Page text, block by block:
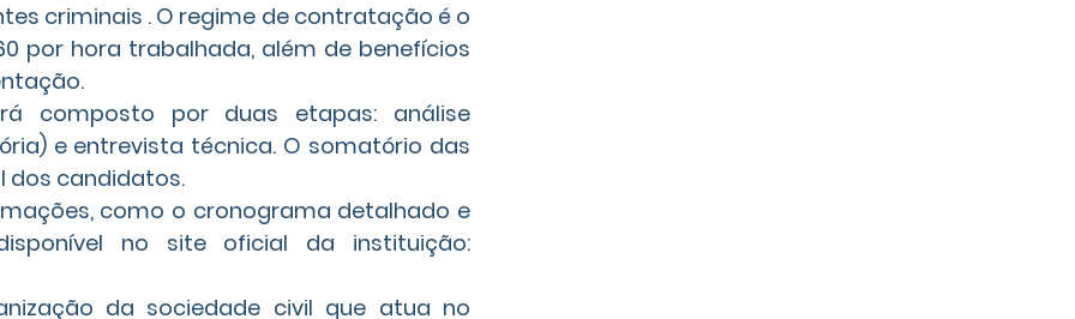
criminais . O regime de contratação é o
por hora trabalhada, além de benefícios
composto por duas etapas: análise
e entrevista técnica. O somatório das
dos candidatos.
como o cronograma detalhado e
no site oficial da instituição:
da sociedade civil que atua no